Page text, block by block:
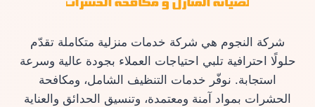
شركة النجوم هي شركة خدمات منزلية متكاملة تقدّم
حلولًا احترافية تلبي احتياجات العملاء بجودة عالية وسرعة
استجابة. نوفّر خدمات التنظيف الشامل، ومكافحة
الحشرات بمواد آمنة ومعتمدة، وتنسيق الحدائق والعناية